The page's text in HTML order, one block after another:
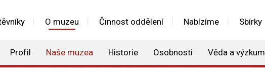
O muzeu Činnost oddělení Nabízíme Sbírky
Profil Naše muzea Historie Osobnosti Věda a výzkum